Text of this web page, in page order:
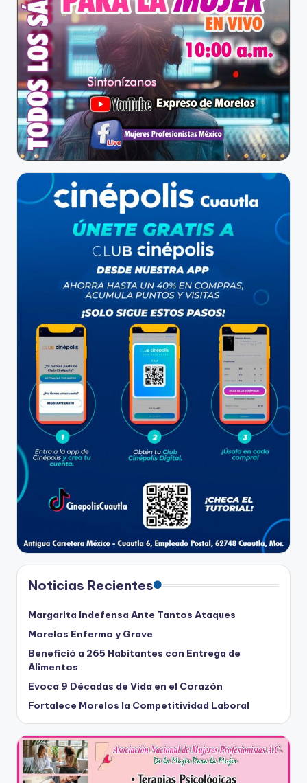
Noticias Recientes
Margarita Indefensa Ante Tantos Ataques
Morelos Enfermo y Grave
Benefició a 265 Habitantes con Entrega de
Alimentos
Evoca 9 Décadas de Vida en el Corazón
Fortalece Morelos la Competitividad Laboral